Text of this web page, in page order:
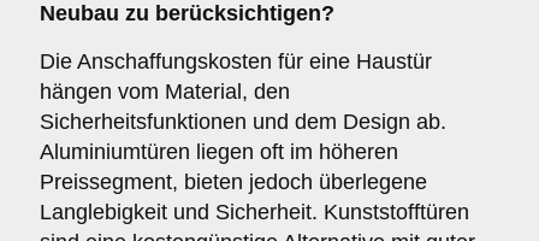
Neubau zu berücksichtigen?
Die Anschaffungskosten für eine Haustür
hängen vom Material, den
Sicherheitsfunktionen und dem Design ab.
Aluminiumtüren liegen oft im höheren
Preissegment, bieten jedoch überlegene
Langlebigkeit und Sicherheit. Kunststofftüren